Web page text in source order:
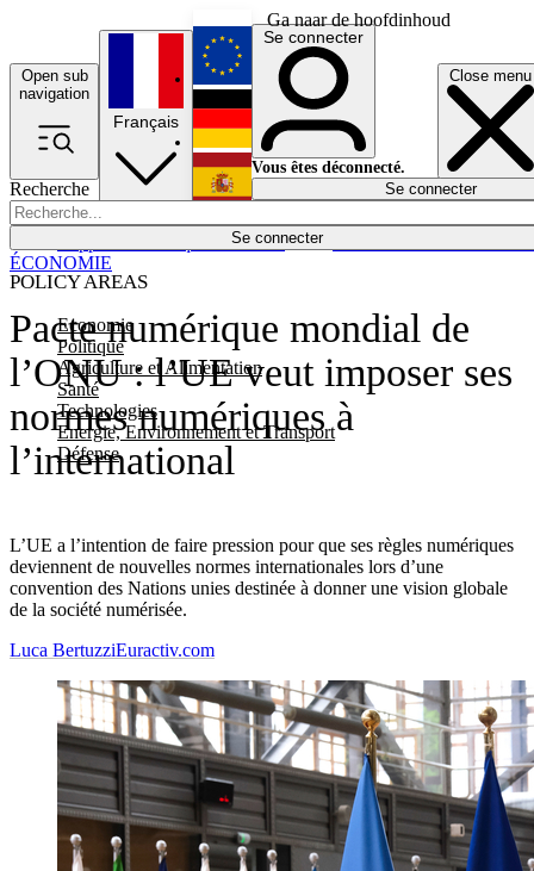
Ga naar de hoofdinhoud
Open sub
navigation
Close menu
Recherche
Se connecter
POLICY AREAS
Economie
Politique
Agriculture et Alimentation
Santé
Technologies
Energie, Environnement et Transport
Défense
Économie
Français
English
Deutsch
Español
Se connecter
Vous êtes déconnecté.
Se connecter
Pacte numérique mondial de
l’ONU : l’UE veut imposer ses
normes numériques à
l’international
L’UE a l’intention de faire pression pour que ses règles numériques
deviennent de nouvelles normes internationales lors d’une
convention des Nations unies destinée à donner une vision globale
de la société numérisée.
ÉCONOMIE
Luca BertuzziEuractiv.com